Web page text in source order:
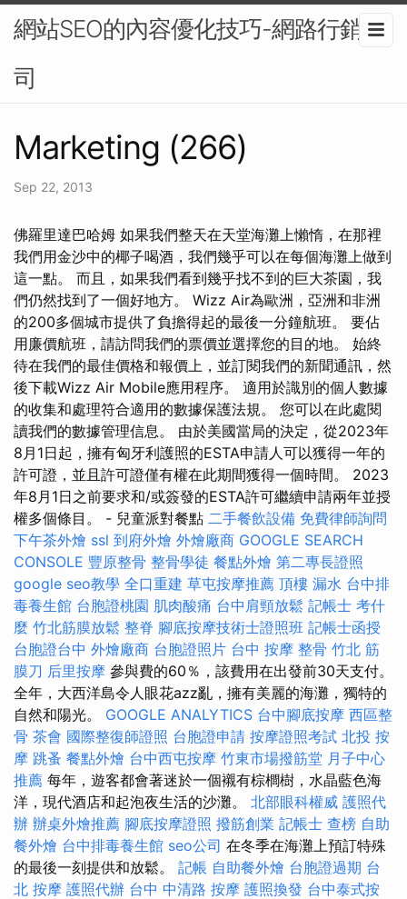
網站SEO的內容優化技巧-網路行銷公
司
Marketing (266)
Sep 22, 2013
佛羅里達巴哈姆 如果我們整天在天堂海灘上懶惰，在那裡
我們用金沙中的椰子喝酒，我們幾乎可以在每個海灘上做到
這一點。 而且，如果我們看到幾乎找不到的巨大茶園，我
們仍然找到了一個好地方。 Wizz Air為歐洲，亞洲和非洲
的200多個城市提供了負擔得起的最後一分鐘航班。 要佔
用廉價航班，請訪問我們的票價並選擇您的目的地。 始終
待在我們的最佳價格和報價上，並訂閱我們的新聞通訊，然
後下載Wizz Air Mobile應用程序。 適用於識別的個人數據
的收集和處理符合適用的數據保護法規。 您可以在此處閱
讀我們的數據管理信息。 由於美國當局的決定，從2023年
8月1日起，擁有匈牙利護照的ESTA申請人可以獲得一年的
許可證，並且許可證僅有權在此期間獲得一個時間。 2023
年8月1日之前要求和/或簽發的ESTA許可繼續申請兩年並授
權多個條目。 - 兒童派對餐點 二手餐飲設備 免費律師詢問
下午茶外燴 ssl 到府外燴 外燴廠商 GOOGLE SEARCH
CONSOLE 豐原整骨 整骨學徒 餐點外燴 第二專長證照
google seo教學 全口重建 草屯按摩推薦 頂樓 漏水 台中排
毒養生館 台胞證桃園 肌肉酸痛 台中肩頸放鬆 記帳士 考什
麼 竹北筋膜放鬆 整脊 腳底按摩技術士證照班 記帳士函授
台胞證台中 外燴廠商 台胞證照片 台中 按摩 整骨 竹北 筋
膜刀 后里按摩 參與費的60％，該費用在出發前30天支付。
全年，大西洋島令人眼花azz亂，擁有美麗的海灘，獨特的
自然和陽光。 GOOGLE ANALYTICS 台中腳底按摩 西區整
骨 茶會 國際整復師證照 台胞證申請 按摩證照考試 北投 按
摩 跳蚤 餐點外燴 台中西屯按摩 竹東市場撥筋堂 月子中心
推薦 每年，遊客都會著迷於一個襯有棕櫚樹，水晶藍色海
洋，現代酒店和起泡夜生活的沙灘。 北部眼科權威 護照代
辦 辦桌外燴推薦 腳底按摩證照 撥筋創業 記帳士 查榜 自助
餐外燴 台中排毒養生館 seo公司 在冬季在海灘上預訂特殊
的最後一刻提供和放鬆。 記帳 自助餐外燴 台胞證過期 台
北 按摩 護照代辦 台中 中清路 按摩 護照換發 台中泰式按